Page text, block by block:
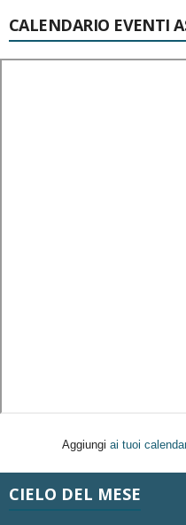
CALENDARIO EVENTI
Aggiungi ai tuoi
CIELO DEL MESE